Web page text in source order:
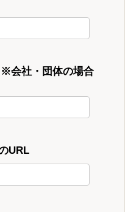
会社・団体の場合
URL